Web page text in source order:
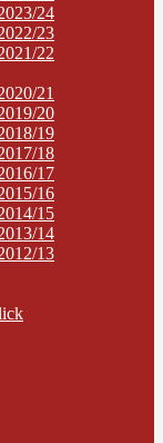
24
23
22
21
20
19
18
17
16
15
14
13